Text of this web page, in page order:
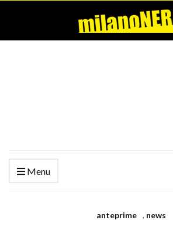
Menu
anteprime , news